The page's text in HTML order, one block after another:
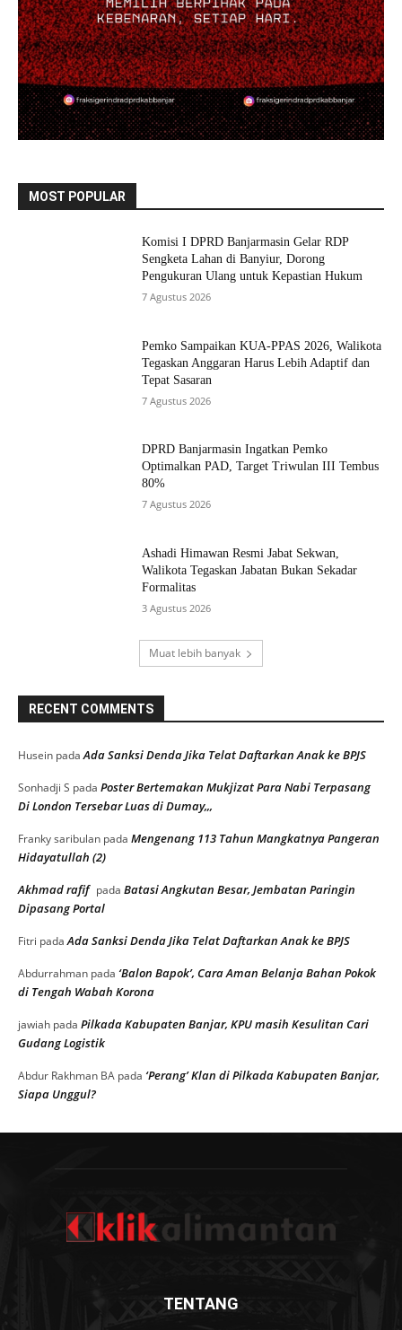
MOST POPULAR
Komisi I DPRD Banjarmasin Gelar RDP
Sengketa Lahan di Banyiur, Dorong
Pengukuran Ulang untuk Kepastian Hukum
7 Agustus 2026
Pemko Sampaikan KUA-PPAS 2026, Walikota
Tegaskan Anggaran Harus Lebih Adaptif dan
Tepat Sasaran
7 Agustus 2026
DPRD Banjarmasin Ingatkan Pemko
Optimalkan PAD, Target Triwulan III Tembus
80%
7 Agustus 2026
Ashadi Himawan Resmi Jabat Sekwan,
Walikota Tegaskan Jabatan Bukan Sekadar
Formalitas
3 Agustus 2026
Muat lebih banyak
RECENT COMMENTS
Husein padaAda Sanksi Denda Jika Telat Daftarkan Anak ke BPJS
Sonhadji S pada Poster Bertemakan Mukjizat Para Nabi Terpasang
Di London Tersebar Luas di Dumay,,,
Franky saribulan pada Mengenang 113 Tahun Mangkatnya Pangeran
Hidayatullah (2)
Akhmad rafif pada Batasi Angkutan Besar, Jembatan Paringin
Dipasang Portal
Fitri padaAda Sanksi Denda Jika Telat Daftarkan Anak ke BPJS
Abdurrahman pada ‘Balon Bapok’, Cara Aman Belanja Bahan Pokok
di Tengah Wabah Korona
jawiah pada Pilkada Kabupaten Banjar, KPU masih Kesulitan Cari
Gudang Logistik
Abdur Rakhman BA pada ‘Perang’ Klan di Pilkada Kabupaten Banjar,
Siapa Unggul?
TENTANG